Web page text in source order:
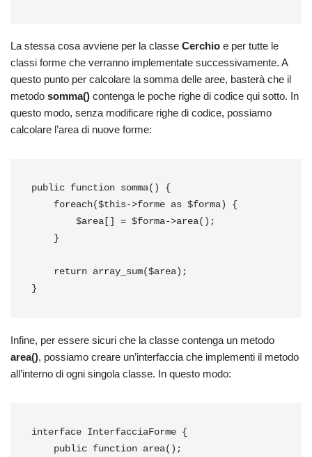
La stessa cosa avviene per la classe Cerchio e per tutte le
classi forme che verranno implementate successivamente. A
questo punto per calcolare la somma delle aree, basterà che il
metodo somma() contenga le poche righe di codice qui sotto. In
questo modo, senza modificare righe di codice, possiamo
calcolare l’area di nuove forme:
public function somma() {
}
Infine, per essere sicuri che la classe contenga un metodo
area(), possiamo creare un’interfaccia che implementi il metodo
all’interno di ogni singola classe. In questo modo:
interface InterfacciaForme {